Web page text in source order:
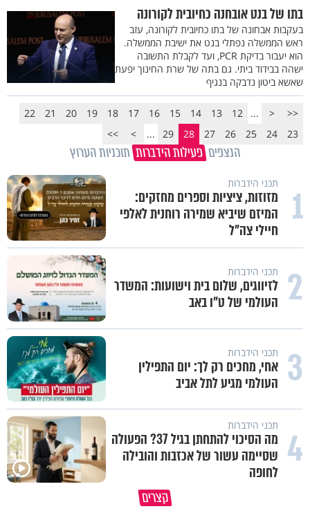
בתו של בנט אובחנה כחיובית לקורונה
בעקבות אבחונה של בתו כחיובית לקורונה, עזב
ראש הממשלה נפתלי בנט את ישיבת הממשלה.
הוא יעבור בדיקת PCR, ועד לקבלת התשובה
ישהה בבידוד ביתי. גם בתה של שרת החינוך יפעת
שאשא ביטון נדבקה בנגיף
<<
<
...
12
13
14
15
16
17
18
19
20
21
22
23
24
25
26
27
28
29
...
>
>>
הנצפים פעילות הידברות תוכניות הערוץ
1 תכני הידברות
מזוזות, ציציות וספרים מחזקים:
המיזם שיביא שמירה רוחנית לאלפי
חיילי צה"ל
2 תכני הידברות
לזיווגים, שלום בית וישועות: המשדר
העולמי של ט"ו באב
3 תכני הידברות
אחי, מחכים רק לך: יום התפילין
העולמי מגיע לתל אביב
4 תכני הידברות
מה הסיכוי להתחתן בגיל 37? הפעולה
שסיימה עשור של אכזבות והובילה
לחופה
קצריםברכה או קללה? הכל בידים שלנו